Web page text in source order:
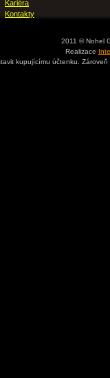
Kariéra
Kontakty
2011 © Nohel
Realizace
kupujícímu účtenku.